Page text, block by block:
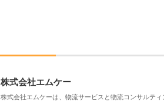
株式会社エムケー
株式会社エムケーは、物流サービスと物流コンサルテ